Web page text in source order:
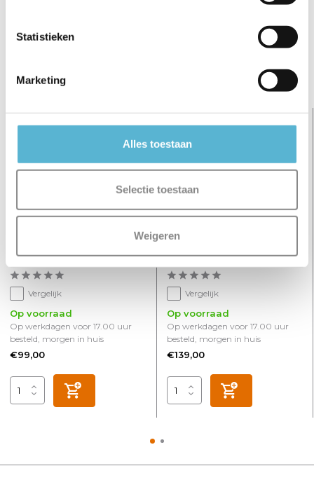
Statistieken
Marketing
Alles toestaan
Selectie toestaan
Weigeren
Schrijf je eigen review
Gerelateerde artikelen:
zwart
Vergelijk
Op voorraad
Op werkdagen voor 17.00 uur
besteld, morgen in huis
€99,00
zwart
Vergelijk
Op voorraad
Op werkdagen voor 17.00 uur
besteld, morgen in huis
€139,00